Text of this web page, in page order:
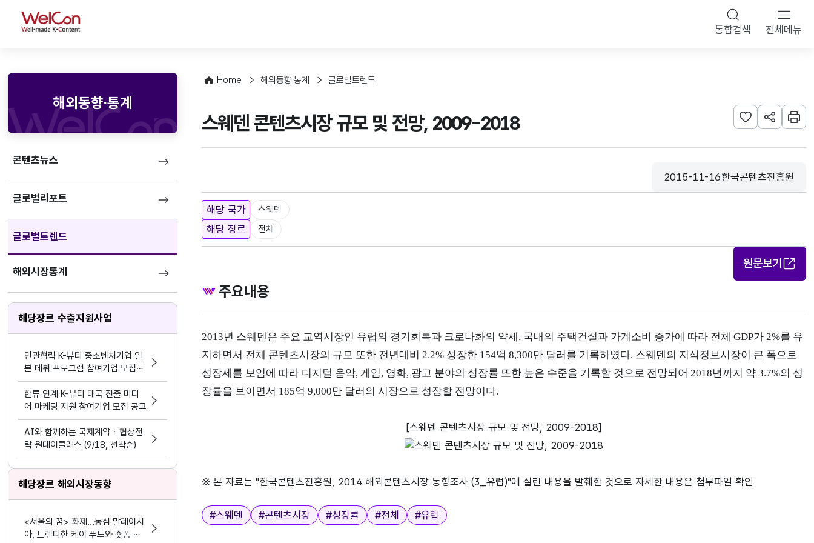
WelCon 통합검색 전체메뉴
해외동향·통계
콘텐츠뉴스
글로벌리포트
글로벌트렌드
해외시장통계
해당장르 수출지원사업
민관협력 K-뷰티 중소벤처기업 일
본 데뷔 프로그램 참여기업 모집공
고
한류 연계 K-뷰티 태국 진출 미디
어 마케팅 지원 참여기업 모집 공고
AI와 함께하는 국제계약ㆍ협상전
략 원데이클래스 (9/18, 선착순)
해당장르 해외시장동향
<서울의 꿈> 화제...농심 말레이시
아, 트렌디한 케이 푸드와 숏폼 마
Home 해외동향·통계 글로벌트렌드
스웨덴 콘텐츠시장 규모 및 전망, 2009-2018 관심사 등록하기
URL 공유하
인쇄
등록일
2015-11-16
수집기관
한국콘텐츠진흥원
해당 국가 스웨덴
해당 장르 전체
원문보기
주요내용
2013년 스웨덴은 주요 교역시장인 유럽의 경기회복과 크로나화의 약세, 국내의 주택건설과 가계소비 증가에 따라 전체 GDP가 2%를 유
지하면서 전체 콘텐츠시장의 규모 또한 전년대비 2.2% 성장한 154억 8,300만 달러를 기록하였다. 스웨덴의 지식정보시장이 큰 폭으로
성장세를 보임에 따라 디지털 음악, 게임, 영화, 광고 분야의 성장률 또한 높은 수준을 기록할 것으로 전망되어 2018년까지 약 3.7%의 성
장률을 보이면서 185억 9,000만 달러의 시장으로 성장할 전망이다.
[스웨덴 콘텐츠시장 규모 및 전망, 2009-2018]
※ 본 자료는 "한국콘텐츠진흥원, 2014 해외콘텐츠시장 동향조사 (3_유럽)"에 실린 내용을 발췌한 것으로 자세한 내용은 첨부파일 확인
태그
#스웨덴 #콘텐츠시장 #성장률 #전체 #유럽